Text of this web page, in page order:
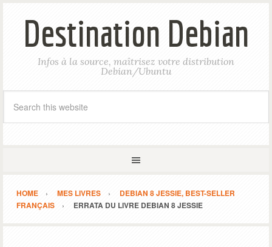
Destination Debian
Infos à la source, maîtrisez votre distribution
Debian/Ubuntu
HOME MES LIVRES
DEBIAN 8 JESSIE, BEST-SELLER
FRANÇAIS
ERRATA DU LIVRE DEBIAN 8 JESSIE